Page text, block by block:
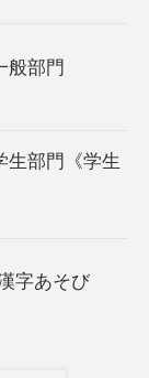
般部門
生部門《学生
字あそび